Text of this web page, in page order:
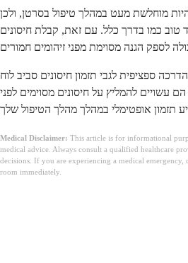
מוחלשת מעט במהלך טיפול בסרטן, ולכן
טוב כמו בדרך כלל. עם זאת, קבלת חיסונים
ספציפית לגבי תזמון חיסונים סביב לוח
עשויים להמליץ על חיסונים מסוימים לפני
Medical Disclaimer: This article is for informational
medical advice. Always consult a qualified healthcare
decisions. If you are experiencing a medical emergency,
room immediately.